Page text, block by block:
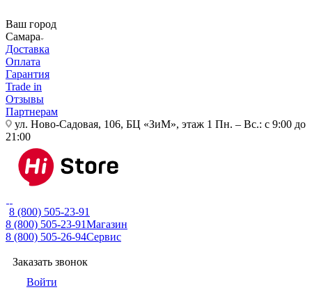
Ваш город
Самара
Доставка
Оплата
Гарантия
Trade in
Отзывы
Партнерам
ул. Ново-Садовая, 106, БЦ «ЗиМ», этаж 1 Пн. – Вс.: с 9:00 до
21:00
8 (800) 505-23-91
8 (800) 505-23-91Магазин
8 (800) 505-26-94Сервис
Заказать звонок
Войти